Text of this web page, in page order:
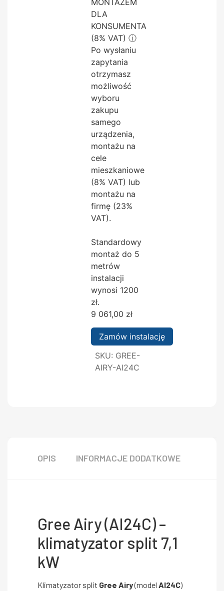
DLA
KONSUMENTA
(8% VAT) ⓘ
Po wysłaniu
zapytania
otrzymasz
możliwość
wyboru
zakupu
samego
urządzenia,
montażu na
cele
mieszkaniowe
(8% VAT) lub
montażu na
firmę (23%
VAT).
Standardowy
montaż do 5
metrów
instalacji
wynosi 1200
zł.
9 061,00 zł
Zamów instalację
SKU: GREE-
AIRY-AI24C
OPIS INFORMACJE DODATKOWE
Gree Airy (AI24C) –
klimatyzator split 7,1
kW
Klimatyzator split Gree Airy(model AI24C)